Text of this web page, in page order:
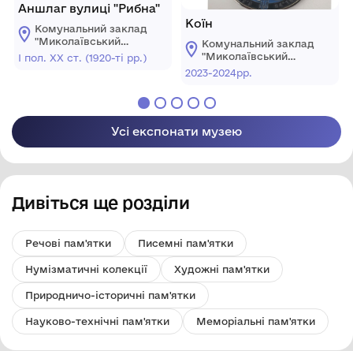
Аншлаг вулиці "Рибна"
Комунальний заклад
"Миколаївський
обласний
краєзнавчий музей"
І пол. ХХ ст. (1920-ті рр.)
Коїн
Комунальний заклад
"Миколаївський
обласний
краєзнавчий музей"
2023-2024рр.
Усі експонати музею
Дивіться ще розділи
Речові пам'ятки Писемні пам'ятки
Нумізматичні колекції Художні пам'ятки
Природничо-історичні пам'ятки
Науково-технічні пам'ятки Меморіальні пам'ятки